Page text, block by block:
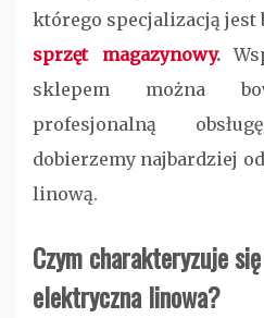
którego specjalizacją jest
sprzęt magazynowy.
sklepem można
profesjonalną
dobierzemy najbardziej
linową.
Czym charakteryzuje
elektryczna linowa?